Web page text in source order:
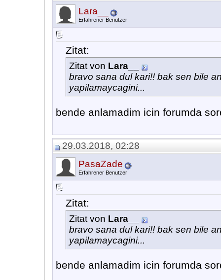
Lara__
Erfahrener Benutzer
Zitat:
Zitat von Lara__
bravo sana dul kari!! bak sen bile
yapilamaycagini...
bende anlamadim icin forumda
29.03.2018, 02:28
PasaZade
Erfahrener Benutzer
Zitat:
Zitat von Lara__
bravo sana dul kari!! bak sen bile
yapilamaycagini...
bende anlamadim icin forumda